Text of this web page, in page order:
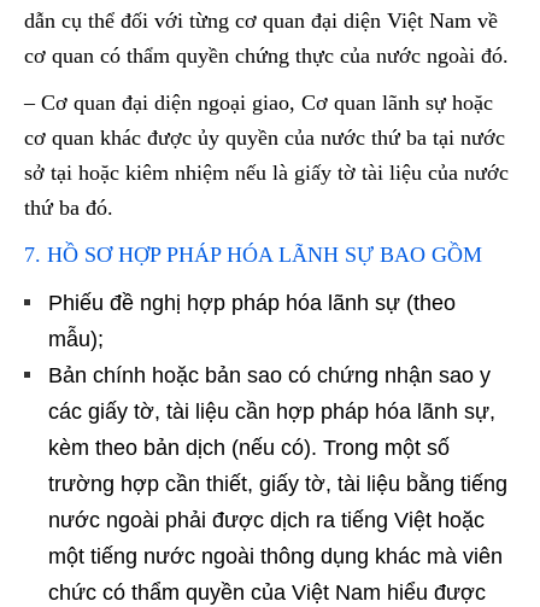
dẫn cụ thể đối với từng cơ quan đại diện Việt Nam về
cơ quan có thẩm quyền chứng thực của nước ngoài đó.
– Cơ quan đại diện ngoại giao, Cơ quan lãnh sự hoặc
cơ quan khác được ủy quyền của nước thứ ba tại nước
sở tại hoặc kiêm nhiệm nếu là giấy tờ tài liệu của nước
thứ ba đó.
7. HỒ SƠ HỢP PHÁP HÓA LÃNH SỰ BAO GỒM
Phiếu đề nghị hợp pháp hóa lãnh sự (theo
mẫu);
Bản chính hoặc bản sao có chứng nhận sao y
các giấy tờ, tài liệu cần hợp pháp hóa lãnh sự,
kèm theo bản dịch (nếu có). Trong một số
trường hợp cần thiết, giấy tờ, tài liệu bằng tiếng
nước ngoài phải được dịch ra tiếng Việt hoặc
một tiếng nước ngoài thông dụng khác mà viên
chức có thẩm quyền của Việt Nam hiểu được